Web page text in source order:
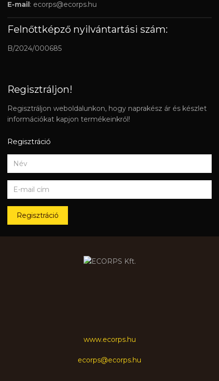
E-mail: ecorps@ecorps.hu
Felnőttképző nyilvántartási szám:
B/2024/000685
Regisztráljon!
Regisztráljon weboldalunkon, hogy naprakész ár és készlet
információkat kapjon termékeinkről!
Regisztráció
Regisztráció
www.ecorps.hu
ecorps@ecorps.hu